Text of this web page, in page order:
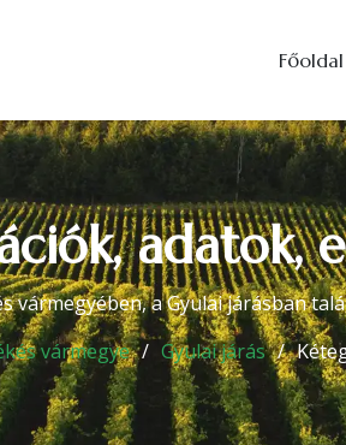
Főoldal
adatok,
vármegyében, a Gyulai járásban
vármegye Gyulai járás